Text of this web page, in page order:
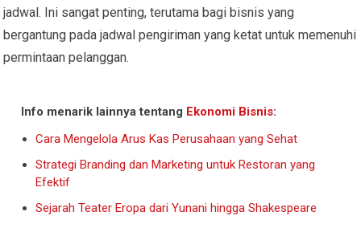
jadwal. Ini sangat penting, terutama bagi bisnis yang
bergantung pada jadwal pengiriman yang ketat untuk memenuhi
permintaan pelanggan.
Info menarik lainnya tentang Ekonomi Bisnis:
Cara Mengelola Arus Kas Perusahaan yang Sehat
Strategi Branding dan Marketing untuk Restoran yang
Efektif
Sejarah Teater Eropa dari Yunani hingga Shakespeare